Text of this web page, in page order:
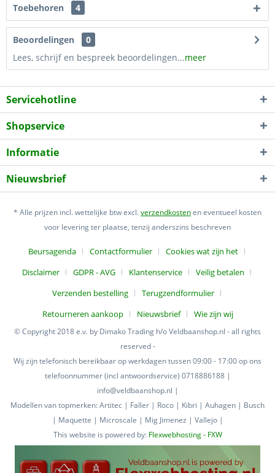
Toebehoren 4
Beoordelingen
0
Lees, schrijf en bespreek beoordelingen...meer
Servicehotline
Shopservice
Informatie
Nieuwsbrief
* Alle prijzen incl. wettelijke btw excl.verzendkostenen eventueel kosten
voor levering ter plaatse, tenzij anderszins beschreven
Beursagenda Contactformulier
Cookies wat zijn het
Disclaimer
GDPR - AVG Klantenservice
Veilig betalen
Verzenden bestelling
Terugzendformulier
Retourneren aankoop
Nieuwsbrief Wie zijn wij
© Copyright 2018 e.v. by Dimako Trading h/o Veldbaanshop.nl - all rights
reserved -
Wij zijn telefonisch bereikbaar op werkdagen tussen 09:00 - 17:00 op ons
telefoonnummer (incl antwoordservice) 0718886188 |
info@veldbaanshop.nl |
Modellen van topmerken: Artitec | Faller | Roco | Kibri | Auhagen | Busch
| Maquette | Microscale | Mig Jimenez | Vallejo |
This website is powered by: Flexwebhosting - FXW